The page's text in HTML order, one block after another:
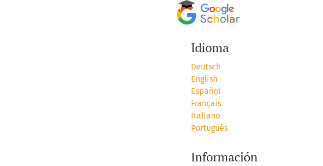
Idioma
Deutsch
English
Español
Français
Italiano
Português
Información